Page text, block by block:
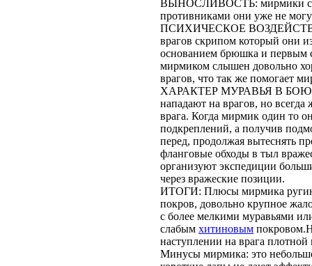
ВЫНОСЛИВОСТЬ: мирмики
противниками они уже не
ПСИХИЧЕСКОЕ
врагов скрипом который они
основанием брюшка и первым
мирмиком слышен довольно
врагов, что так же помогает
ХАРАКТЕР МУРАВЬЯ В БОЮ:
нападают на врагов, но
врага. Когда мирмик один то
подкреплений, а получив
перед, продолжая вытеснять
фланговые обходы в тыл
организуют экспедиции
через вражеские позиции.
ИТОГИ: Плюсы мирмика
покров, довольно крупное
с более мелкими муравьями
слабым хитиновым
наступлении на врага плотной
Минусы мирмика: это